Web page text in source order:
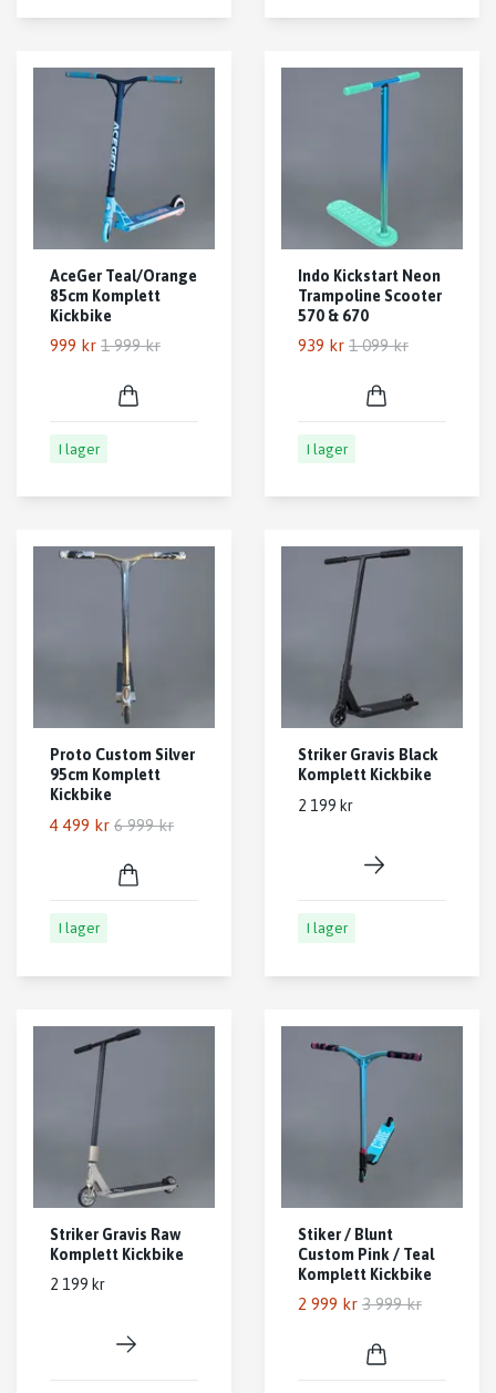
AceGer Teal/Orange
85cm Komplett
Kickbike
999 kr 1 999 kr
I lager
Indo Kickstart Neon
Trampoline Scooter
570 & 670
939 kr 1 099 kr
I lager
Proto Custom Silver
95cm Komplett
Kickbike
4 499 kr 6 999 kr
I lager
Striker Gravis Black
Komplett Kickbike
2 199 kr
I lager
Striker Gravis Raw
Komplett Kickbike
2 199 kr
Stiker / Blunt
Custom Pink / Teal
Komplett Kickbike
2 999 kr 3 999 kr